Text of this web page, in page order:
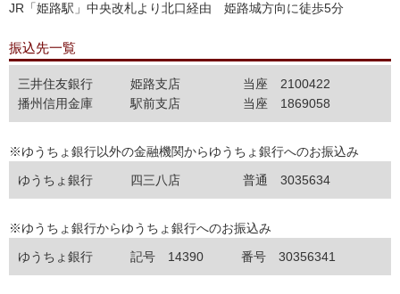
JR「姫路駅」中央改札より北口経由 姫路城方向に徒歩5分
振込先一覧
三井住友銀行 姫路支店 当座 2100422
播州信用金庫 駅前支店 当座 1869058
※ゆうちょ銀行以外の金融機関からゆうちょ銀行へのお振込み
ゆうちょ銀行 四三八店 普通 3035634
※ゆうちょ銀行からゆうちょ銀行へのお振込み
ゆうちょ銀行 記号 14390 番号 30356341